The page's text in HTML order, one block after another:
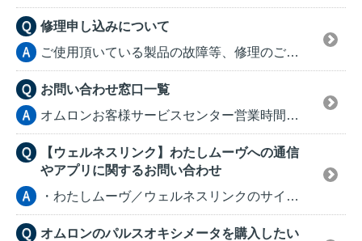
修理申し込みについて
ご使用頂いている製品の故障等、修理のご依頼につきまして...
お問い合わせ窓口一覧
オムロンお客様サービスセンター営業時間変更...
【ウェルネスリンク】わたしムーヴへの通信
やアプリに関するお問い合わせ
・わたしムーヴ／ウェルネスリンクのサイト関するご質問 ...
オムロンのパルスオキシメータを購入したい